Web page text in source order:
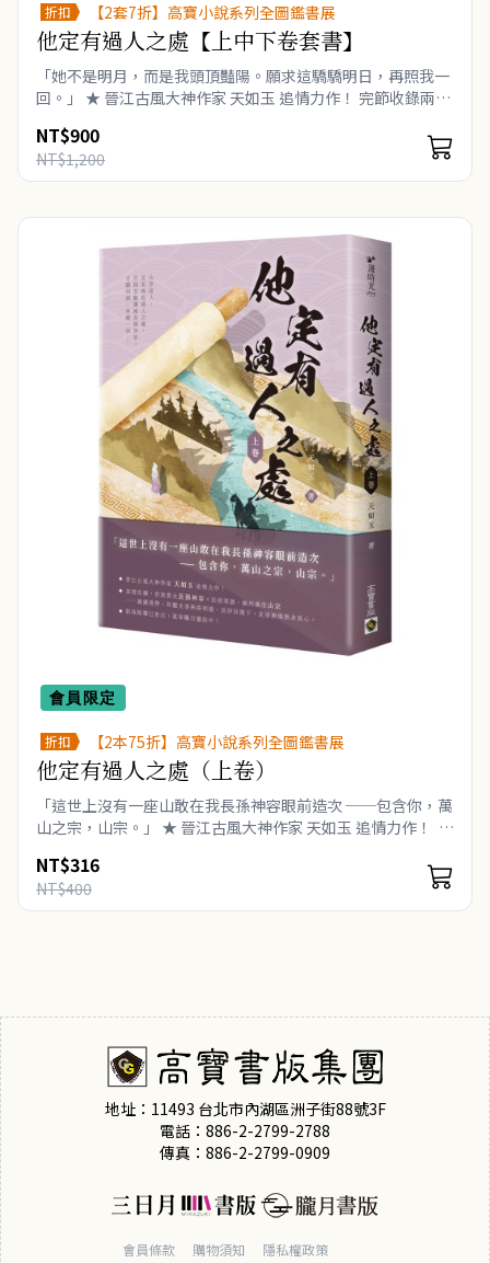
折扣 【2套7折】高寶小說系列全圖鑑書展
他定有過人之處【上中下卷套書】
「她不是明月，而是我頭頂豔陽。願求這驕驕明日，再照我一
回。」 ★ 晉江古風大神作家 天如玉 追情力作！ 完節收錄兩萬
軍爺‧幽州團..
NT$900
NT$1,200
會員限定
折扣 【2本75折】高寶小說系列全圖鑑書展
他定有過人之處（上卷）
「這世上沒有一座山敢在我長孫神容眼前造次 ──包含你，萬
山之宗，山宗。」 ★ 晉江古風大神作家 天如玉 追情力作！ ★
NT$316
NT$400
地址：11493 台北市內湖區洲子街88號3F
電話：886-2-2799-2788
傳真：886-2-2799-0909
會員條款 購物須知 隱私權政策